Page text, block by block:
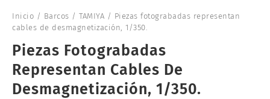
Inicio / Barcos / TAMIYA / Piezas fotograbadas representan
cables de desmagnetización, 1/350.
Piezas Fotograbadas
Representan Cables De
Desmagnetización, 1/350.